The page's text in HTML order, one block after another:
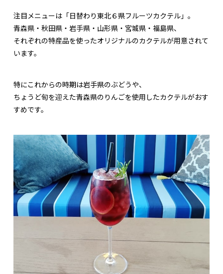
注目メニューは「日替わり東北６県フルーツカクテル」。
青森県・秋田県・岩手県・山形県・宮城県・福島県、
それぞれの特産品を使ったオリジナルのカクテルが用意されて
います。
特にこれからの時期は岩手県のぶどうや、
ちょうど旬を迎えた青森県のりんごを使用したカクテルがおす
すめです。